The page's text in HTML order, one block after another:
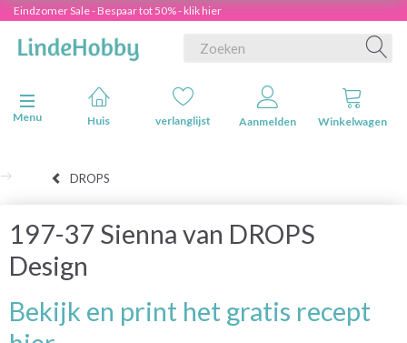
Eindzomer Sale - Bespaar tot 50% - klik hier
Navigatie in-/uitschakelen
Menu
Huis verlanglijst Aanmelden Winkelwagen
DROPS
197-37 Sienna van DROPS
Design
Bekijk en print het gratis recept